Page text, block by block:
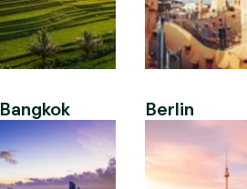
Bangkok Berlin